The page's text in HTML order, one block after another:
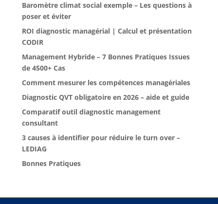
Baromètre climat social exemple – Les questions à
poser et éviter
ROI diagnostic managérial | Calcul et présentation
CODIR
Management Hybride – 7 Bonnes Pratiques Issues
de 4500+ Cas
Comment mesurer les compétences managériales
Diagnostic QVT obligatoire en 2026 – aide et guide
Comparatif outil diagnostic management
consultant
3 causes à identifier pour réduire le turn over –
LEDIAG
Bonnes Pratiques